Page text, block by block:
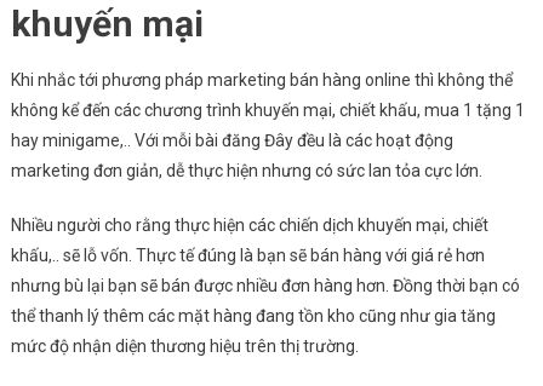
khuyến mại
Khi nhắc tới phương pháp marketing bán hàng online thì không thể
không kể đến các chương trình khuyến mại, chiết khấu, mua 1 tặng 1
hay minigame,.. Với mỗi bài đăng Đây đều là các hoạt động
marketing đơn giản, dễ thực hiện nhưng có sức lan tỏa cực lớn.
Nhiều người cho rằng thực hiện các chiến dịch khuyến mại, chiết
khấu,.. sẽ lỗ vốn. Thực tế đúng là bạn sẽ bán hàng với giá rẻ hơn
nhưng bù lại bạn sẽ bán được nhiều đơn hàng hơn. Đồng thời bạn có
thể thanh lý thêm các mặt hàng đang tồn kho cũng như gia tăng
mức độ nhận diện thương hiệu trên thị trường.